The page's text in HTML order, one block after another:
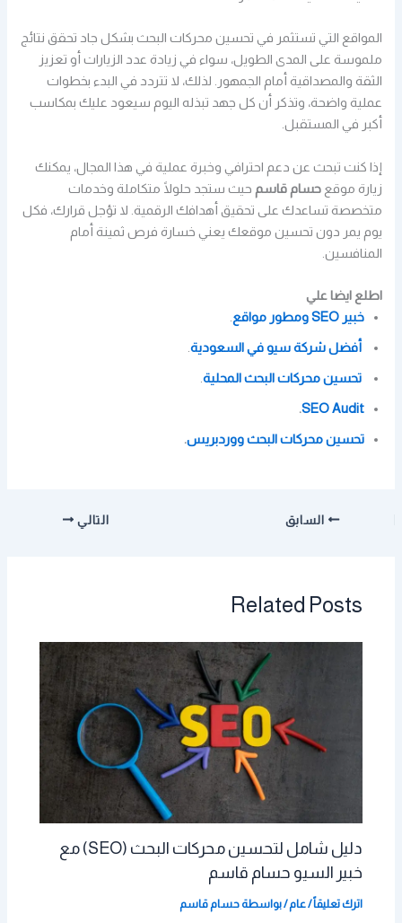
المواقع التي تستثمر في تحسين محركات البحث بشكل جاد تحقق نتائج
ملموسة على المدى الطويل، سواء في زيادة عدد الزيارات أو تعزيز
الثقة والمصداقية أمام الجمهور. لذلك، لا تتردد في البدء بخطوات
عملية واضحة، وتذكر أن كل جهد تبذله اليوم سيعود عليك بمكاسب
أكبر في المستقبل.
إذا كنت تبحث عن دعم احترافي وخبرة عملية في هذا المجال، يمكنك
زيارة موقعحسام قاسم حيث ستجد حلولًا متكاملة وخدمات
متخصصة تساعدك على تحقيق أهدافك الرقمية. لا تؤجل قرارك، فكل
يوم يمر دون تحسين موقعك يعني خسارة فرص ثمينة أمام
المنافسين.
اطلع ايضا علي
خبير SEO ومطور مواقع
أفضل شركة سيو في السعودية
تحسين محركات البحث المحلية
SEO Audit
.
تحسين محركات البحث ووردبريس.
السابق التالي
Related Posts
دليل شامل لتحسين محركات البحث (SEO) مع
خبير السيو حسام قاسم
اترك تعليقاً /عام/ بواسطة حسام قاسم